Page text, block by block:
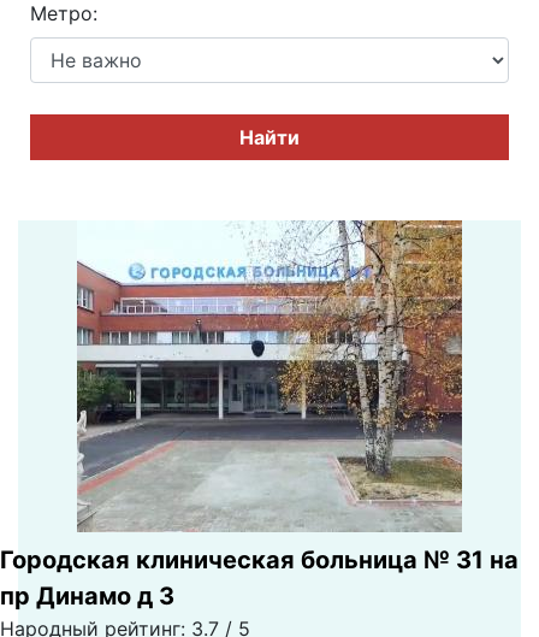
Метро:
Найти
Городская клиническая больница № 31 на
пр Динамо д 3
Народный рейтинг: 3.7 / 5